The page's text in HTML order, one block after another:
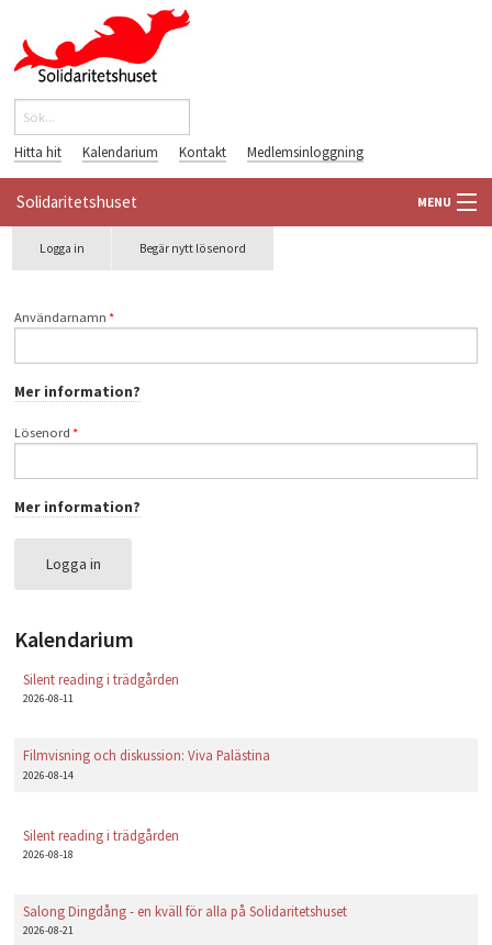
Hoppa till huvudinnehåll
Sökformulär
Hitta hit Kalendarium Kontakt Medlemsinloggning
Solidaritetshuset MENU
HEM
FÖRENINGAR
PLAY
Primära flikar
Logga in Begär nytt lösenord
Användarnamn*
Mer information?
Lösenord*
Mer information?
Logga in
Kalendarium
Silent reading i trädgården
2026-08-11
Filmvisning och diskussion: Viva Palästina
2026-08-14
Silent reading i trädgården
2026-08-18
Salong Dingdång - en kväll för alla på Solidaritetshuset
2026-08-21